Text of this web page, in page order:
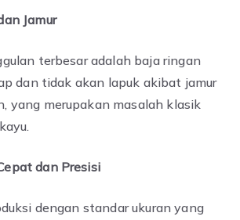
Jamur
terbesar adalah baja ringan
dan tidak akan lapuk akibat jamur
yang merupakan masalah klasik
dan Presisi
dengan standar ukuran yang